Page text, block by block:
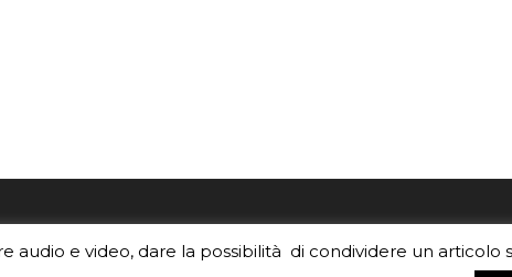
risponde, per inviarci le tue foto o i
e video, dare la possibilità di condividere un articolo